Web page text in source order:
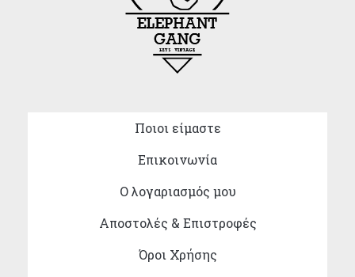
Ποιοι είμαστε
Επικοινωνία
Ο λογαριασμός μου
Αποστολές & Επιστροφές
Όροι Χρήσης